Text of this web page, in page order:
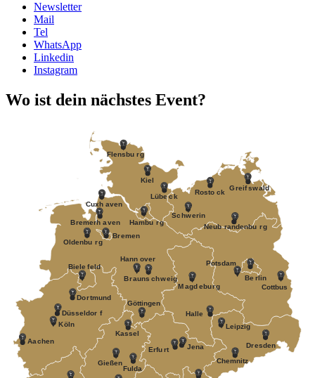
Newsletter
Mail
Tel
WhatsApp
Linkedin
Instagram
Wo ist dein nächstes Event?
Jena
Erfu rt
Chemnitz
Dresden
Leipzig
Halle
Be r lin
Magdeburg
Göttingen
Kassel
Köln
Düsseldor f
Dortmund
Biele feld
Brauns chweig
Hann over
Bremen
Oldenbu rg
Fulda
Hambu rg
Greifswald
Lübe ck
Kiel
Cuxh aven
Bremerh aven
Flensbu rg
Rosto ck
Schwerin
Cottbus
Potsdam
Aac hen
Neub randenbu rg
Gießen